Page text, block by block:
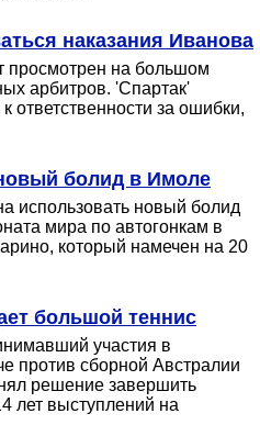
наказания Иванова
просмотрен на большом
арбитров. 'Спартак'
ответственности за ошибки,
болид в Имоле
использовать новый болид
мира по автогонкам в
который намечен на 20
большой теннис
участия в
против сборной Австралии
решение завершить
лет выступлений на